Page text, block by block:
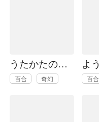
うたかたの日々
百合 奇幻 百合